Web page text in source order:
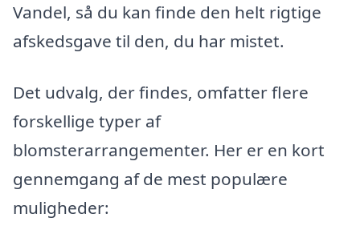
Vandel, så du kan finde den helt rigtige
afskedsgave til den, du har mistet.
Det udvalg, der findes, omfatter flere
forskellige typer af
blomsterarrangementer. Her er en kort
gennemgang af de mest populære
muligheder: